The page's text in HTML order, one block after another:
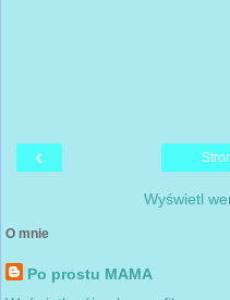
‹
Wyświetl
O mnie
Po prostu MAMA